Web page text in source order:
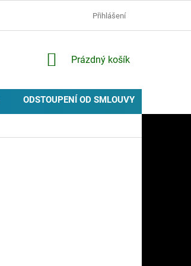
ZÁSADY POUŽÍVÁNÍ COOKIES
Přihlášení
NÁKUPNÍ
Prázdný košík
ODSTOUPENÍ OD SMLOUVY